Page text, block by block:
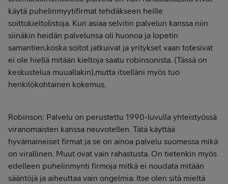
käytä puhelinmyytifirmat tehdäkseen heille
soittokieltolistoja. Kun asiaa selvitin palvelun kanssa niin
siinäkin heidän palvelunsa oli huonoa ja lopetin
samantien,koska soitot jatkuivat ja yritykset vaan totesivat
ei ole hiellä mitään kieltoja saatu robinsonista. (Tässä on
keskustelua muuallakin),mutta itselläni myös tuo
henkilökohtainen kokemus.
Robinson: Palvelu on perustettu 1990-luvulla yhteistyössä
viranomaisten kanssa neuvotellen. Tätä käyttää
hyvämaineiset firmat ja se on ainoa palvelu suomessa mikä
on virallinen. Muut ovat vain rahastusta. On tietenkin myös
edelleen puhelinmynti firmoja mitkä ei noudata mitään
sääntöjä ja aiheuttaa vain ongelmia. Itse olen sitä mieltä